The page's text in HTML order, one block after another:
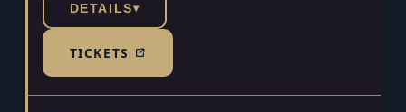
DETAILS▾
TICKETS(TICKETSHOP, ÖFFNET IN NEUEM TAB)